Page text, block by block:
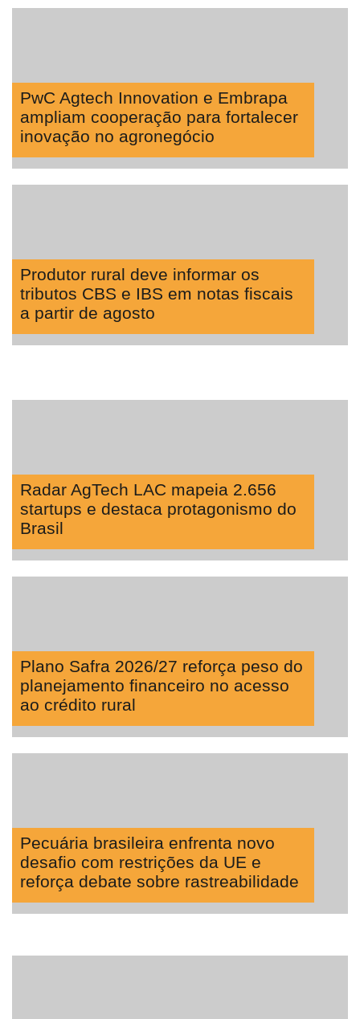
PwC Agtech Innovation e Embrapa
ampliam cooperação para fortalecer
inovação no agronegócio
Produtor rural deve informar os
tributos CBS e IBS em notas fiscais
a partir de agosto
Radar AgTech LAC mapeia 2.656
startups e destaca protagonismo do
Brasil
Plano Safra 2026/27 reforça peso do
planejamento financeiro no acesso
ao crédito rural
Pecuária brasileira enfrenta novo
desafio com restrições da UE e
reforça debate sobre rastreabilidade